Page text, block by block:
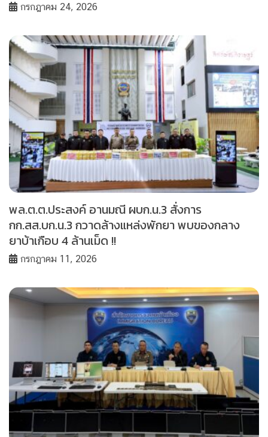
กรกฎาคม 24, 2026
พล.ต.ต.ประสงค์ อานมณี ผบก.น.3 สั่งการ
กก.สส.บก.น.3 กวาดล้างแหล่งพักยา พบของกลาง
ยาบ้าเกือบ 4 ล้านเม็ด !!
กรกฎาคม 11, 2026